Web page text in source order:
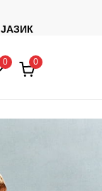
ЈАЗИК
0 0